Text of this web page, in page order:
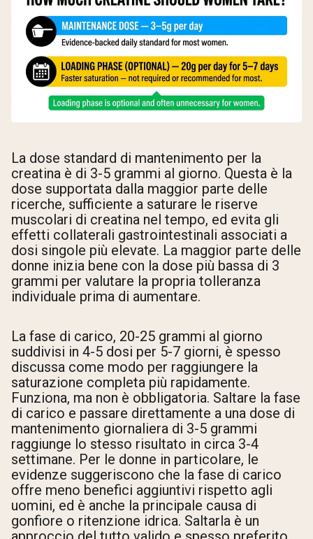
La dose standard di mantenimento per la
creatina è di 3-5 grammi al giorno. Questa è la
dose supportata dalla maggior parte delle
ricerche, sufficiente a saturare le riserve
muscolari di creatina nel tempo, ed evita gli
effetti collaterali gastrointestinali associati a
dosi singole più elevate. La maggior parte delle
donne inizia bene con la dose più bassa di 3
grammi per valutare la propria tolleranza
individuale prima di aumentare.
La fase di carico, 20-25 grammi al giorno
suddivisi in 4-5 dosi per 5-7 giorni, è spesso
discussa come modo per raggiungere la
saturazione completa più rapidamente.
Funziona, ma non è obbligatoria. Saltare la fase
di carico e passare direttamente a una dose di
mantenimento giornaliera di 3-5 grammi
raggiunge lo stesso risultato in circa 3-4
settimane. Per le donne in particolare, le
evidenze suggeriscono che la fase di carico
offre meno benefici aggiuntivi rispetto agli
uomini, ed è anche la principale causa di
gonfiore o ritenzione idrica. Saltarla è un